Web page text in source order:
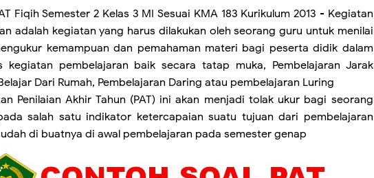
Fiqih Semester 2 Kelas 3 MI Sesuai KMA 183 Kurikulum 2013 - Kegiatan
adalah kegiatan yang harus dilakukan oleh seorang guru untuk menilai
kemampuan dan pemahaman materi bagi peserta didik dalam
kegiatan pembelajaran baik secara tatap muka, Pembelajaran Jarak
Dari Rumah, Pembelajaran Daring atau pembelajaran Luring
Penilaian Akhir Tahun (PAT) ini akan menjadi tolak ukur bagi seorang
salah satu indikator ketercapaian suatu tujuan dari pembelajaran
di buatnya di awal pembelajaran pada semester genap